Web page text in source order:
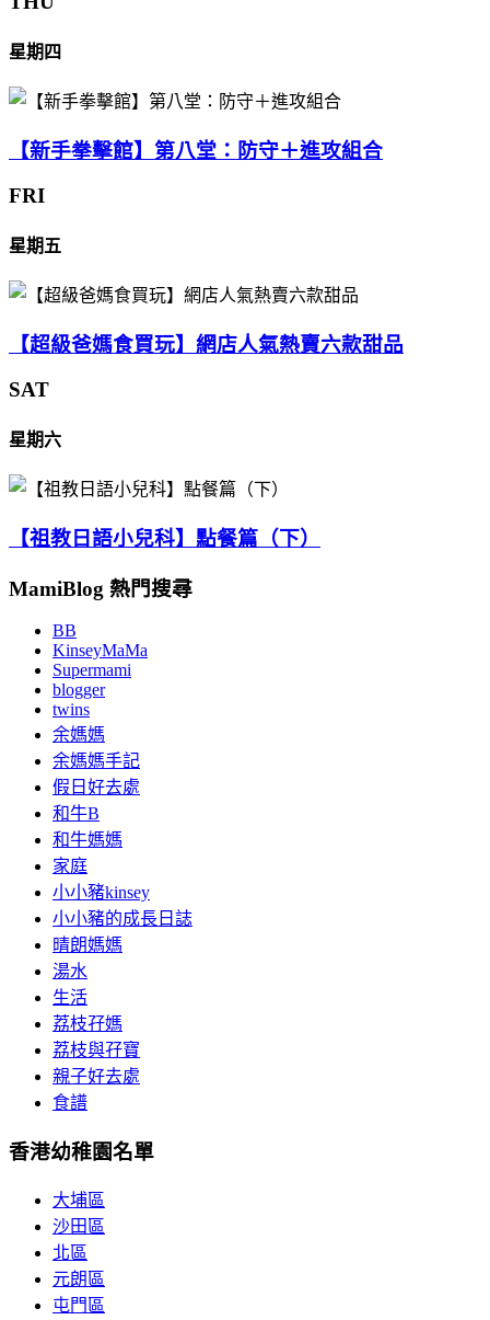
星期四
【新手拳擊館】第八堂：防守＋進攻組合
FRI
星期五
【超級爸媽食買玩】網店人氣熱賣六款甜品
SAT
星期六
【祖教日語小兒科】點餐篇（下）
MamiBlog 熱門搜尋
BB
KinseyMaMa
Supermami
blogger
twins
余媽媽
余媽媽手記
假日好去處
和牛B
和牛媽媽
家庭
小小豬kinsey
小小豬的成長日誌
晴朗媽媽
湯水
生活
荔枝孖媽
荔枝與孖寶
親子好去處
食譜
香港幼稚園名單
大埔區
沙田區
北區
元朗區
屯門區